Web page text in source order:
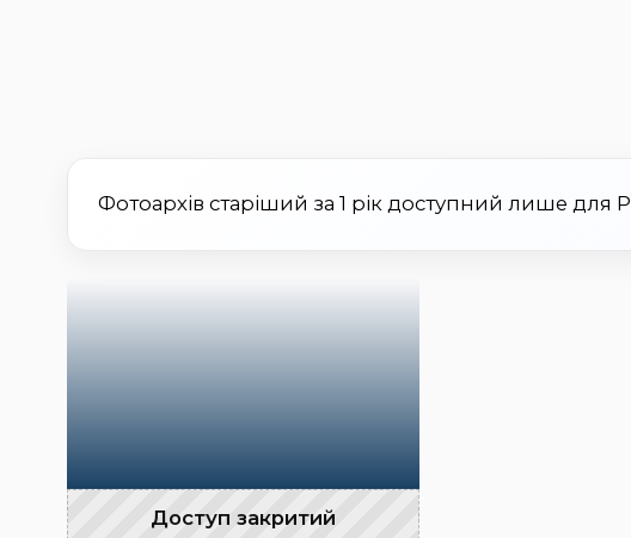
Фотоархів старіший за 1 рік доступний лише для
Доступ закритий